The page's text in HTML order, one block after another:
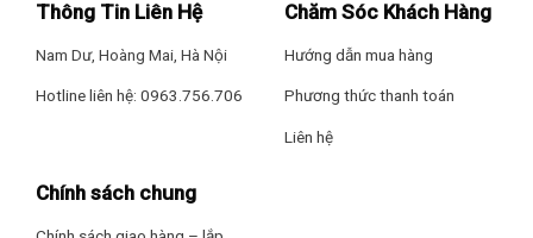
Bên cạnh đó kết hợp thêm bàn chải giúp hút được trên thảm
Thông Tin Liên Hệ
Nam Dư, Hoàng Mai, Hà Nội
Hotline liên hệ: 0963.756.706
Chăm Sóc Khách Hàng
Hướng dẫn mua hàng
Phương thức thanh toán
Liên hệ
Chính sách chung